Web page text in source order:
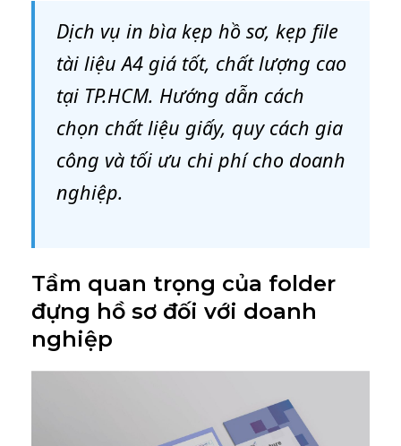
Dịch vụ in bìa kẹp hồ sơ, kẹp file
tài liệu A4 giá tốt, chất lượng cao
tại TP.HCM. Hướng dẫn cách
chọn chất liệu giấy, quy cách gia
công và tối ưu chi phí cho doanh
nghiệp.
Tầm quan trọng của folder
đựng hồ sơ đối với doanh
nghiệp